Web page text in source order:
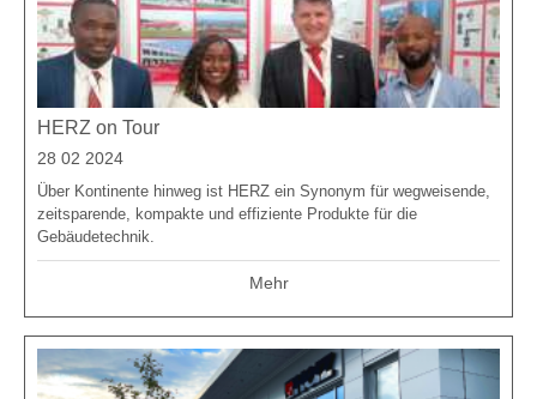
HERZ on Tour
28 02 2024
Über Kontinente hinweg ist HERZ ein Synonym für wegweisende,
zeitsparende, kompakte und effiziente Produkte für die
Gebäudetechnik.
Mehr